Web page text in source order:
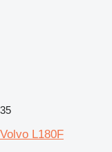
35
Volvo L180F